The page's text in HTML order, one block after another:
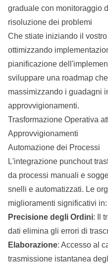
graduale con monitoraggio
risoluzione dei problemi
Che stiate iniziando il
ottimizzando
pianificazione
sviluppare una roadmap
massimizzando i guadagni
approvvigionamenti.
Trasformazione Operativa
Approvvigionamenti
Automazione dei Processi
L'integrazione punchout
da processi manuali e
snelli e automatizzati. Le
miglioramenti significativi in:
Precisione degli Ordini: Il
dati elimina gli errori di
Elaborazione: Accesso al
trasmissione istantanea